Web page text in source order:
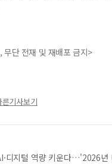
단 전재 및 재배포 금지>
른기사보기
디지털 역량 키운다…'2026년